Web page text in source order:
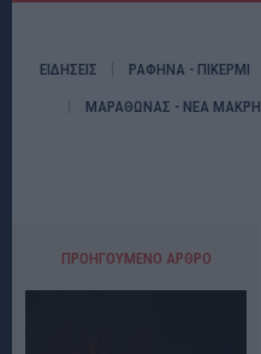
ΕΙΔΗΣΕΙΣ ΡΑΦΗΝΑ - ΠΙΚΕΡΜΙ
ΜΑΡΑΘΩΝΑΣ - ΝΕΑ ΜΑΚΡΗ
ΠΡΟΗΓΟΎΜΕΝΟ ΆΡΘΡΟ